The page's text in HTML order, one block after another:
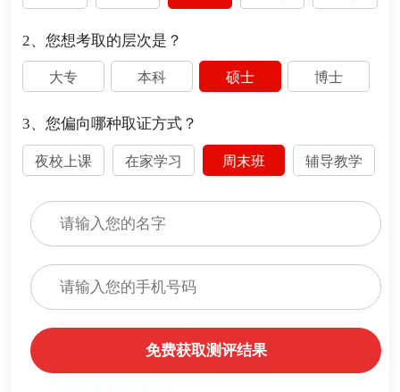
2、您想考取的层次是？
大专 本科 硕士 博士
3、您偏向哪种取证方式？
夜校上课 在家学习 周末班 辅导教学
免费获取测评结果